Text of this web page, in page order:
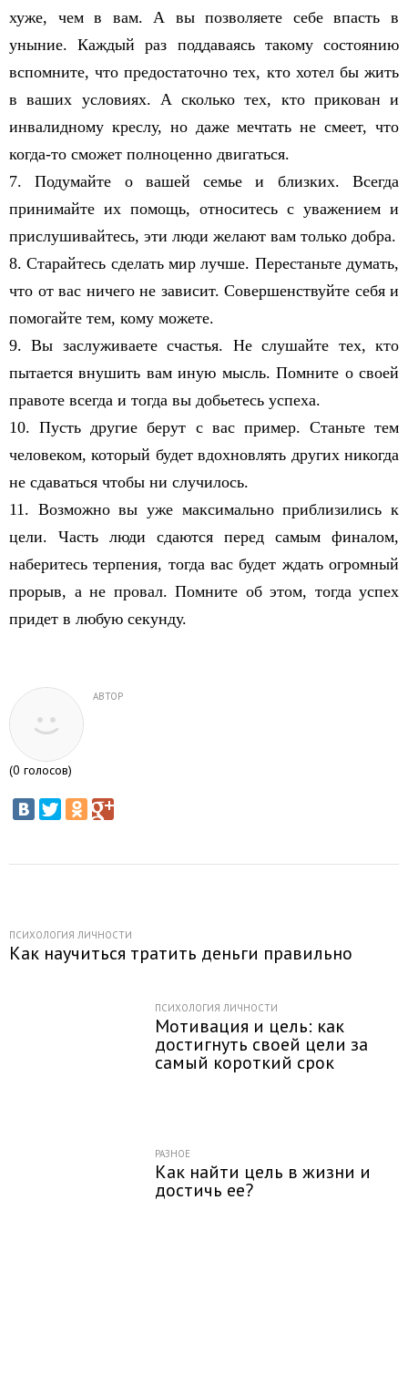
хуже, чем в вам. А вы позволяете себе впасть в
уныние. Каждый раз поддаваясь такому состоянию
вспомните, что предостаточно тех, кто хотел бы жить
в ваших условиях. А сколько тех, кто прикован и
инвалидному креслу, но даже мечтать не смеет, что
когда-то сможет полноценно двигаться.
7. Подумайте о вашей семье и близких. Всегда
принимайте их помощь, относитесь с уважением и
прислушивайтесь, эти люди желают вам только добра.
8. Старайтесь сделать мир лучше. Перестаньте думать,
что от вас ничего не зависит. Совершенствуйте себя и
помогайте тем, кому можете.
9. Вы заслуживаете счастья. Не слушайте тех, кто
пытается внушить вам иную мысль. Помните о своей
правоте всегда и тогда вы добьетесь успеха.
10. Пусть другие берут с вас пример. Станьте тем
человеком, который будет вдохновлять других никогда
не сдаваться чтобы ни случилось.
11. Возможно вы уже максимально приблизились к
цели. Часть люди сдаются перед самым финалом,
наберитесь терпения, тогда вас будет ждать огромный
прорыв, а не провал. Помните об этом, тогда успех
придет в любую секунду.
АВТОР
(0 голосов)
ПСИХОЛОГИЯ ЛИЧНОСТИ
Как научиться тратить деньги правильно
ПСИХОЛОГИЯ ЛИЧНОСТИ
Мотивация и цель: как
достигнуть своей цели за
самый короткий срок
РАЗНОЕ
Как найти цель в жизни и
достичь ее?